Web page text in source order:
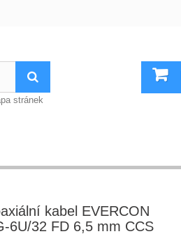
stránek
kabel EVERCON
6U/32 FD 6,5 mm CCS